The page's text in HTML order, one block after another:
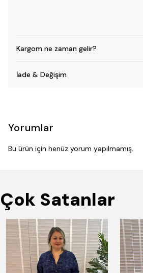
Kargom ne zaman gelir?
İade & Değişim
Yorumlar
Bu ürün için henüz yorum yapılmamış.
Çok Satanlar